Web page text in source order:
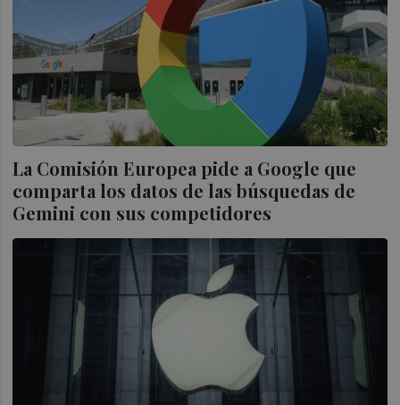
La Comisión Europea pide a Google que
comparta los datos de las búsquedas de
Gemini con sus competidores